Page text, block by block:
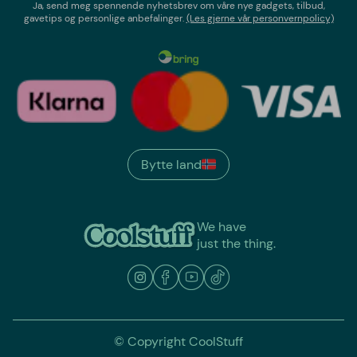
Ja, send meg spennende nyhetsbrev om våre nye gadgets, tilbud,
gavetips og personlige anbefalinger.(Les gjerne vår personvernpolicy)
We have
just the thing.
Bytte land
© Copyright CoolStuff